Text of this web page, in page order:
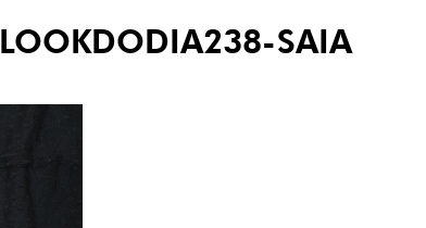
LOOKDODIA238-SAIA